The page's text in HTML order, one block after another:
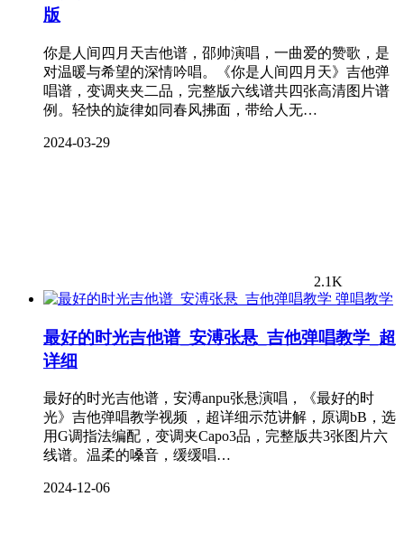
版
你是人间四月天吉他谱，邵帅演唱，一曲爱的赞歌，是
对温暖与希望的深情吟唱。《你是人间四月天》吉他弹
唱谱，变调夹夹二品，完整版六线谱共四张高清图片谱
例。轻快的旋律如同春风拂面，带给人无…
2024-03-29
2.1K
弹唱教学
最好的时光吉他谱_安溥张悬_吉他弹唱教学_超
详细
最好的时光吉他谱，安溥anpu张悬演唱，《最好的时
光》吉他弹唱教学视频 ，超详细示范讲解，原调bB，选
用G调指法编配，变调夹Capo3品，完整版共3张图片六
线谱。温柔的嗓音，缓缓唱…
2024-12-06